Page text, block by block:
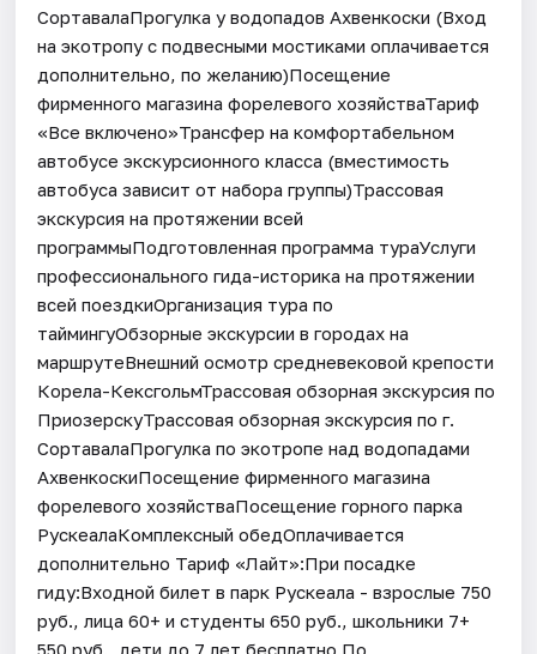
СортавалаПрогулка у водопадов Ахвенкоски (Вход
на экотропу с подвесными мостиками оплачивается
дополнительно, по желанию)Посещение
фирменного магазина форелевого хозяйстваТариф
«Все включено»Трансфер на комфортабельном
автобусе экскурсионного класса (вместимость
автобуса зависит от набора группы)Трассовая
экскурсия на протяжении всей
программыПодготовленная программа тураУслуги
профессионального гида-историка на протяжении
всей поездкиОрганизация тура по
таймингуОбзорные экскурсии в городах на
маршрутеВнешний осмотр средневековой крепости
Корела-КексгольмТрассовая обзорная экскурсия по
ПриозерскуТрассовая обзорная экскурсия по г.
СортавалаПрогулка по экотропе над водопадами
АхвенкоскиПосещение фирменного магазина
форелевого хозяйстваПосещение горного парка
РускеалаКомплексный обедОплачивается
дополнительно Тариф «Лайт»:При посадке
гиду:Входной билет в парк Рускеала - взрослые 750
руб., лица 60+ и студенты 650 руб., школьники 7+
550 руб., дети до 7 лет бесплатно.По